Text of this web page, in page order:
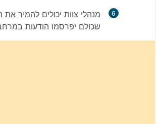
מנהלי צוות יכולים להמיר
שכולם יפרסמו הודעות